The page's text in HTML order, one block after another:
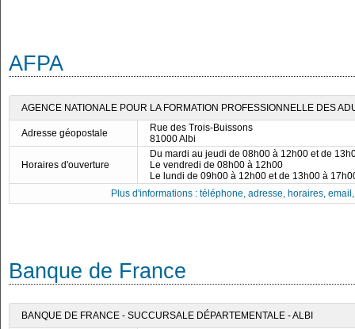
AFPA
AGENCE NATIONALE POUR LA FORMATION PROFESSIONNELLE DES
Adresse géopostale
Rue des Trois-Buissons
81000 Albi
Horaires d'ouverture
Du mardi au jeudi de 08h00 à 12h00 et de
Le vendredi de 08h00 à 12h00
Le lundi de 09h00 à 12h00 et de 13h00 à
Plus d'informations : téléphone, adresse, horaires,
Banque de France
BANQUE DE FRANCE - SUCCURSALE DÉPARTEMENTALE - ALBI